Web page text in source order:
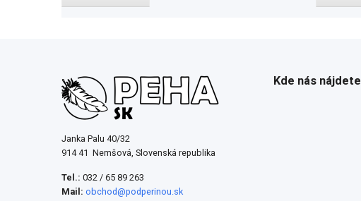
Janka Palu 40/32
914 41 Nemšová, Slovenská republika
Tel.: 032 / 65 89 263
Mail: obchod@podperinou.sk
Kde nás nájdete